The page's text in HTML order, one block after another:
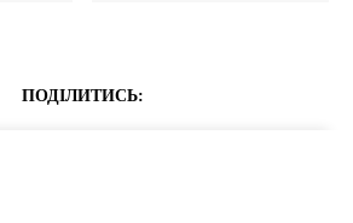
ПОДІЛИТИСЬ: